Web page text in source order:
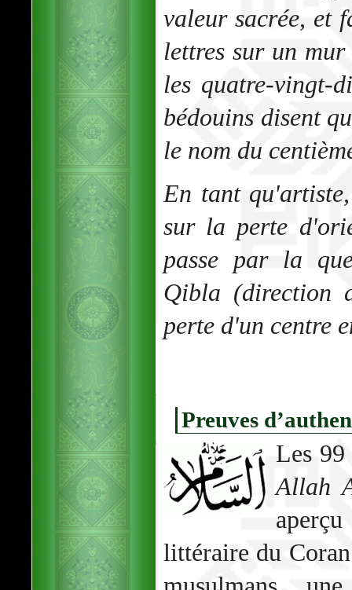
valeur sacrée, et
lettres sur un
les quatre-vingt-
bédouins disent
le nom du
En tant
sur la perte
passe par la
Qibla (direction
perte d'un centre
Preuves
Les
Allah
littéraire du